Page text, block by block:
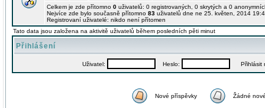
Celkem je zde přítomno 0 uživatelů: 0 registrovaných, 0 skrytých a 0
Nejvíce zde bylo současně přítomno 83 uživatelů dne ne 25. květen, 2014
Registrovaní uživatelé: nikdo není přítomen
Tato data jsou založena na aktivitě uživatelů během posledních pěti minut
Přihlášení
Uživatel: Heslo: Přihlásit
Nové příspěvky Žádné